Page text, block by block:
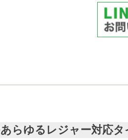
らゆるレジャー対応タ